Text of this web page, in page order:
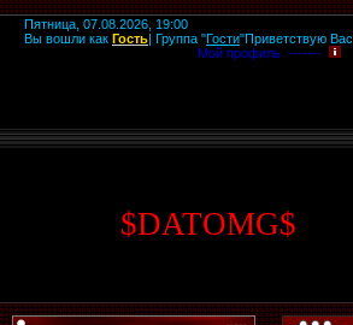
Пятница, 07.08.2026, 19:00
Вы вошли как Гость| Группа "Гости"Приветствую Вас
Мой профиль -------
$DATOMG$